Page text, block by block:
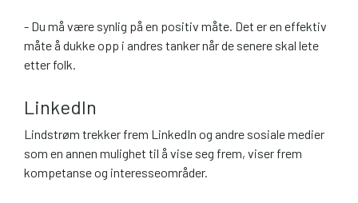
- Du må være synlig på en positiv måte. Det er en effektiv
måte å dukke opp i andres tanker når de senere skal lete
etter folk.
LinkedIn
Lindstrøm trekker frem LinkedIn og andre sosiale medier
som en annen mulighet til å vise seg frem, viser frem
kompetanse og interesseområder.